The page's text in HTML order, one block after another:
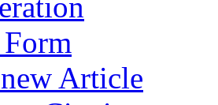
Article